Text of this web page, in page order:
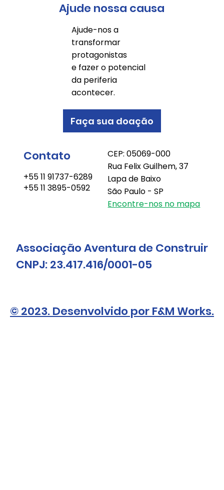
Ajude nossa causa
Ajude-nos a
transformar
protagonistas
e fazer o potencial
da periferia
acontecer.
Faça sua doação
Contato
+55 11 91737-6289
+55 11 3895-0592
CEP: 05069-000
Rua Felix Guilhem, 37
Lapa de Baixo
São Paulo - SP
Encontre-nos no mapa
© 2023. Desenvolvido por F&M Works.
Associação Aventura de Construir
CNPJ: 23.417.416/0001-05